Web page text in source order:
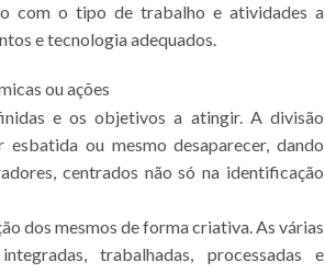
com o tipo de trabalho e atividades a
e tecnologia adequados.
ou ações
e os objetivos a atingir. A divisão
ou mesmo desaparecer, dando
centrados não só na identificação
dos mesmos de forma criativa. As várias
trabalhadas, processadas e